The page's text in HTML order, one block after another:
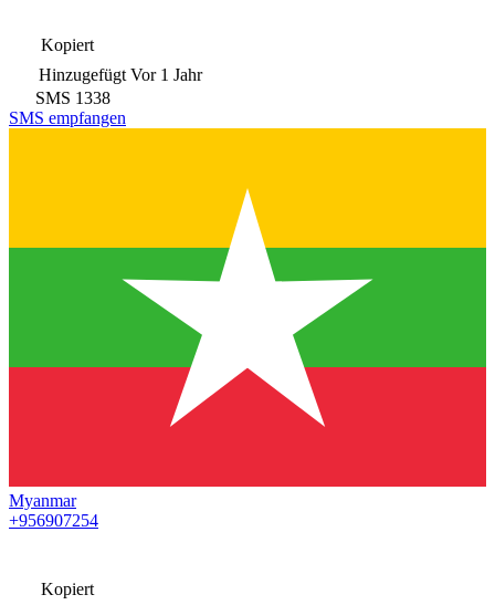
Kopiert
Hinzugefügt Vor 1 Jahr
SMS 1338
SMS empfangen
Myanmar
+956907254
Kopiert